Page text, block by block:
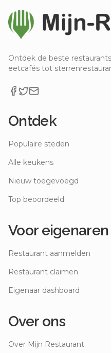
Ontdek de beste
eetcafés tot
Ontdek
Populaire steden
Alle keukens
Nieuw toegevoegd
Top beoordeeld
Voor eigenaren
Restaurant aanmelden
Restaurant claimen
Eigenaar dashboard
Over ons
Over Mijn Restaurant